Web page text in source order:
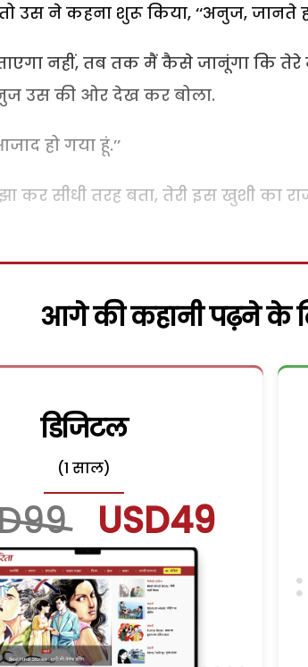
उस ने कहना शुरू किया, ‘‘अनुज, जानते
नहीं, तब तक मैं कैसे जानूंगा कि
उस की ओर देख कर बोला.
हो गया हूं.’’
कर सीधी तरह बता, तेरी इस खुशी का
आगे की कहानी पढ़ने के
डिजिटल
(1 साल)
USD49